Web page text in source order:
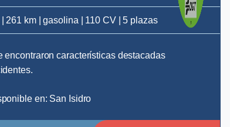
261 km | gasolina | 110 CV | 5 plazas
encontraron características destacadas
en: San Isidro